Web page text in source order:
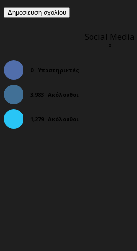
Social Media
0 Υποστηρικτές
3,983 Ακόλουθοι
1,279 Ακόλουθοι